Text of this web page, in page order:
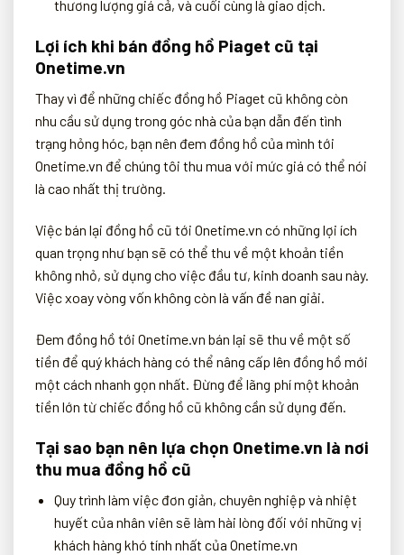
thương lượng giá cả, và cuối cùng là giao dịch.
Lợi ích khi bán đồng hồ Piaget cũ tại
Onetime.vn
Thay vì để những chiếc đồng hồ Piaget cũ không còn
nhu cầu sử dụng trong góc nhà của bạn dẫn đến tình
trạng hỏng hóc, bạn nên đem đồng hồ của mình tới
Onetime.vn để chúng tôi thu mua với mức giá có thể nói
là cao nhất thị trường.
Việc bán lại đồng hồ cũ tới Onetime.vn có những lợi ích
quan trọng như bạn sẽ có thể thu về một khoản tiền
không nhỏ, sử dụng cho việc đầu tư, kinh doanh sau này.
Việc xoay vòng vốn không còn là vấn đề nan giải.
Đem đồng hồ tới Onetime.vn bán lại sẽ thu về một số
tiền để quý khách hàng có thể nâng cấp lên đồng hồ mới
một cách nhanh gọn nhất. Đừng để lãng phí một khoản
tiền lớn từ chiếc đồng hồ cũ không cần sử dụng đến.
Tại sao bạn nên lựa chọn Onetime.vn là nơi
thu mua đồng hồ cũ
Quy trình làm việc đơn giản, chuyên nghiệp và nhiệt
huyết của nhân viên sẽ làm hài lòng đối với những vị
khách hàng khó tính nhất của Onetime.vn